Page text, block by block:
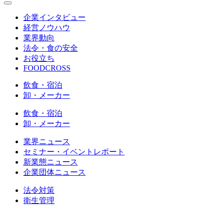
企業インタビュー
経営ノウハウ
業界動向
法令・食の安全
お役立ち
FOODCROSS
飲食・宿泊
卸・メーカー
飲食・宿泊
卸・メーカー
業界ニュース
セミナー・イベントレポート
新業態ニュース
企業団体ニュース
法令対策
衛生管理